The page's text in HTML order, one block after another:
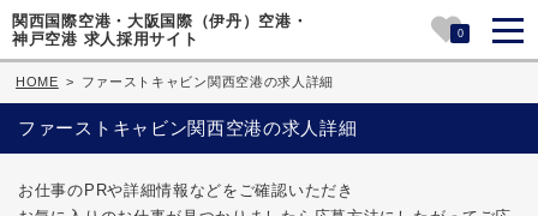
関西国際空港・大阪国際（伊丹）空港・
神戸空港 求人採用サイト
0
HOME > ファーストキャビン関西空港の求人詳細
ファーストキャビン関西空港の求人詳細
お仕事のPRや詳細情報などをご確認いただき